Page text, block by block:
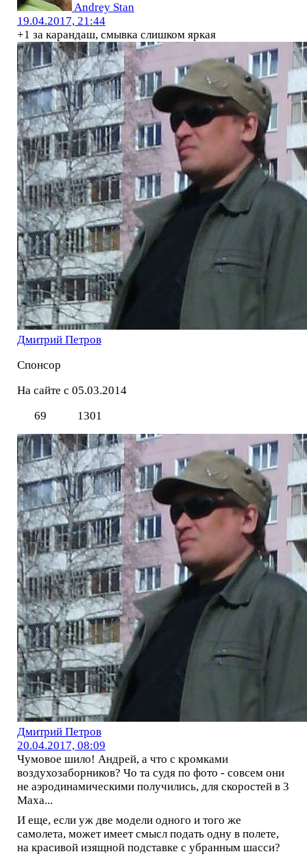
Andrey Stan
19.04.2017, 21:44
+1 за карандаш, смывка слишком яркая
Дмитрий Петров
Спонсор
На сайте с 05.03.2014
69
1301
Дмитрий Петров
20.04.2017, 08:09
Чумовое шило! Андрей, а что с кромками
воздухозаборников? Чо та судя по фото - совсем они
не аэродинамическими получились, для скоростей в 3
Маха...
И еще, если уж две модели одного и того же
самолета, может имеет смысл подать одну в полете,
на красивой изящной подставке с убранным шасси?